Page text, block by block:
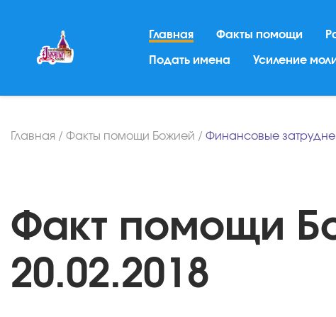
Главная Факты помощи
Подать имена Усиление
Главная / Факты помощи Божией / Финансовые
Факт помощи
20.02.2018